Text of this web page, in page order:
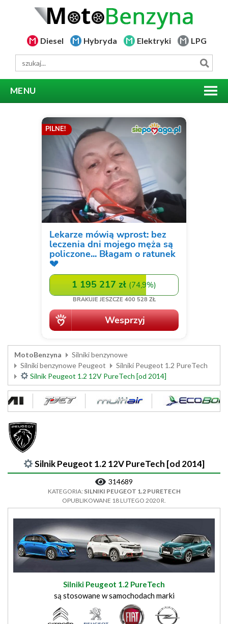
Diesel Hybryda Elektryki LPG
MENU
MotoBenzyna
Silniki benzynowe
Silniki benzynowe Peugeot
Silniki Peugeot 1.2 PureTech
Silnik Peugeot 1.2 12V PureTech [od 2014]
Silnik Peugeot 1.2 12V PureTech [od 2014]
314689
KATEGORIA: SILNIKI PEUGEOT 1.2 PURETECH
OPUBLIKOWANE 18 LUTEGO 2020 R.
Silniki Peugeot 1.2 PureTech
są stosowane w samochodach marki